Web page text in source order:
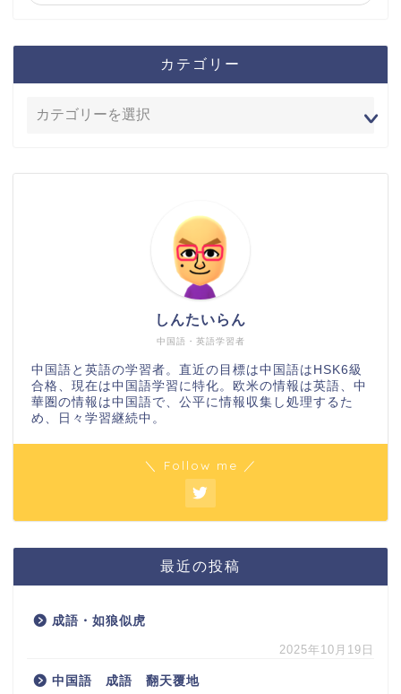
カテゴリー
中国語・英語学習者
しんたいらん
中国語と英語の学習者。直近の目標は中国語はHSK6級
合格、現在は中国語学習に特化。欧米の情報は英語、中
華圏の情報は中国語で、公平に情報収集し処理するた
め、日々学習継続中。
＼ Follow me ／
最近の投稿
成語・如狼似虎
2025年10月19日
中国語 成語 翻天覆地